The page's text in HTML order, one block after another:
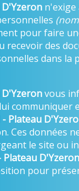
D'Yzeron n'exige
pour faire
des
dans la
D'Yzeronvous
communiquer
- Plateau
Ces données
le site ou
Plateau D'Yzeron
pour